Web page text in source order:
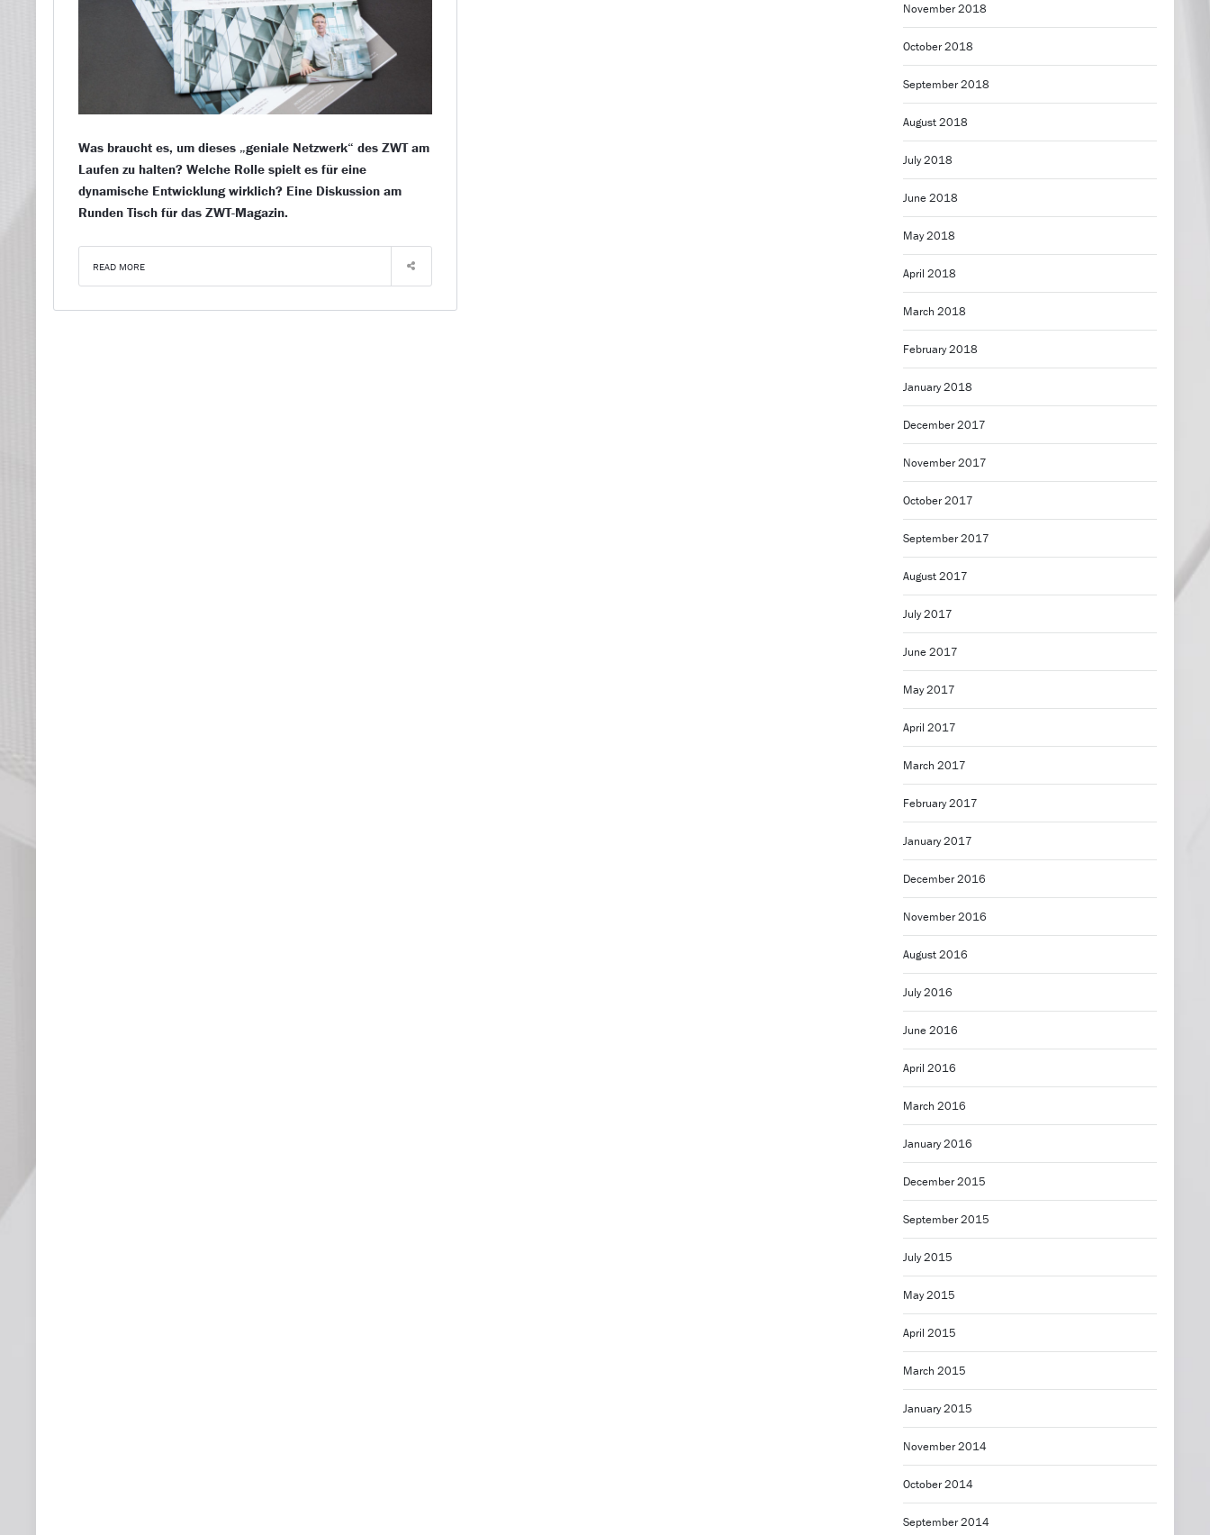
Was braucht es, um dieses „geniale Netzwerk“ des ZWT am
Laufen zu halten? Welche Rolle spielt es für eine
dynamische Entwicklung wirklich? Eine Diskussion am
Runden Tisch für das ZWT-Magazin.
READ MORE
November 2018
October 2018
September 2018
August 2018
July 2018
June 2018
May 2018
April 2018
March 2018
February 2018
January 2018
December 2017
November 2017
October 2017
September 2017
August 2017
July 2017
June 2017
May 2017
April 2017
March 2017
February 2017
January 2017
December 2016
November 2016
August 2016
July 2016
June 2016
April 2016
March 2016
January 2016
December 2015
September 2015
July 2015
May 2015
April 2015
March 2015
January 2015
November 2014
October 2014
September 2014